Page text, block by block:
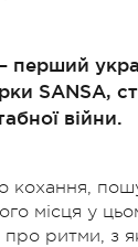
перший
SANSA,
війни.
кохання,
місця у
про ритми, з